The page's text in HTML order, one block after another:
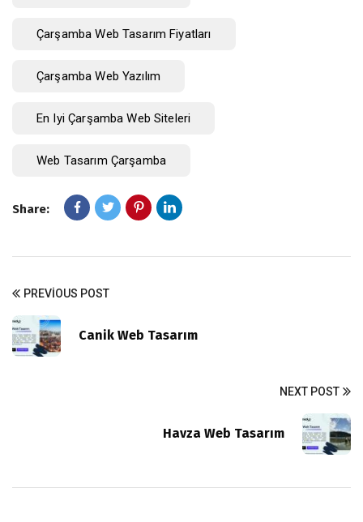
Çarşamba Web Tasarım Fiyatları
Çarşamba Web Yazılım
En Iyi Çarşamba Web Siteleri
Web Tasarım Çarşamba
Share:
PREVIOUS POST
Canik Web Tasarım
NEXT POST
Havza Web Tasarım